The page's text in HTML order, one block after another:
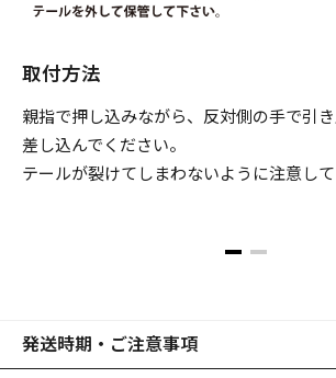
取付方法
親指で押し込みながら、反対側の手で引
差し込んでください。
テールが裂けてしまわないように注意して
発送時期・ご注意事項